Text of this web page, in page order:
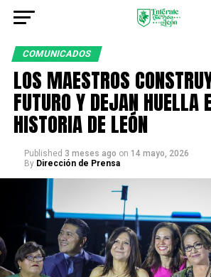
COMUNICADOS
LOS MAESTROS
FUTURO Y DEJAN HUELLA
HISTORIA DE LEÓN
Published 3 meses ago on 14 mayo, 2026
By Dirección de Prensa